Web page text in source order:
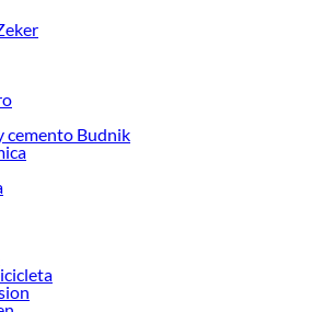
proyectos de decoración, estamos aquí para hacer
y encuentra todo lo que tenemos para ofrecerte en
autos!
de Herramientas Mecánicas para
de calidad para tus proyectos y
y descubre todo lo que tenemos para
de productos de Herramientas Mecánicas para
todo lo necesario para tus proyectos de
y haz tus ideas realidad!
cemento Budnik